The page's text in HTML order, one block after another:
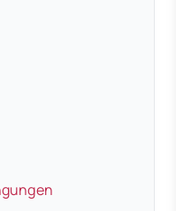
in neuem Tab)
(öffnet in neuem